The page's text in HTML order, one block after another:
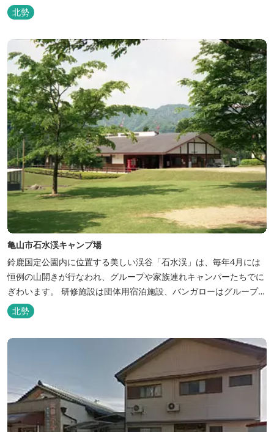
トの他、初めてのキャンプでも安心して楽しめる設備が整ったキャ
ンプ場です。 さらに、手ぶらでキャンプをお楽しみいただけるよう
セットなどの食材も事前にご...
北勢
亀山市石水渓キャンプ場
鈴鹿国定公園内に位置する美しい渓谷「石水渓」は、毎年4月には
恒例の山開きが行なわれ、グループや家族連れキャンパーたちでに
ぎわいます。 研修施設は団体用宿泊施設、バンガローはグループ・
家族連れ用宿泊施設として、ハイキングやキャンプの拠点として最
適です。
北勢